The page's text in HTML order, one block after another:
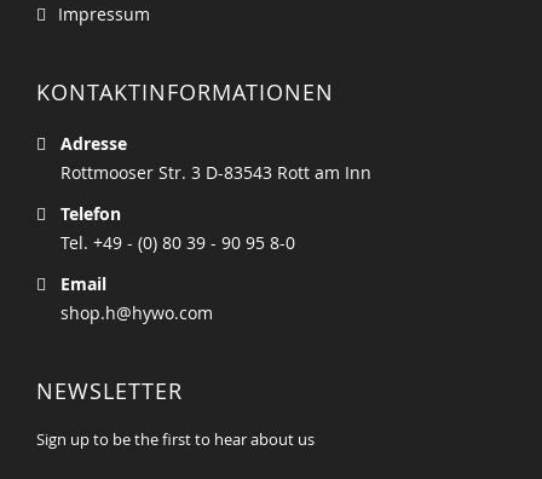
Impressum
KONTAKTINFORMATIONEN
Adresse
Rottmooser Str. 3 D-83543 Rott am Inn
Telefon
Tel. +49 - (0) 80 39 - 90 95 8-0
Email
shop.h@hywo.com
NEWSLETTER
Sign up to be the first to hear about us